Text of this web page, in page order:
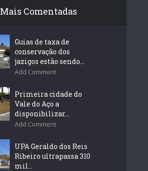
Mais Comentadas
Guias de taxa de
conservação dos
jazigos estão sendo...
Add Comment
Primeira cidade do
Vale do Aço a
disponibilizar...
Add Comment
UPA Geraldo dos Reis
Ribeiro ultrapassa 310
mil...